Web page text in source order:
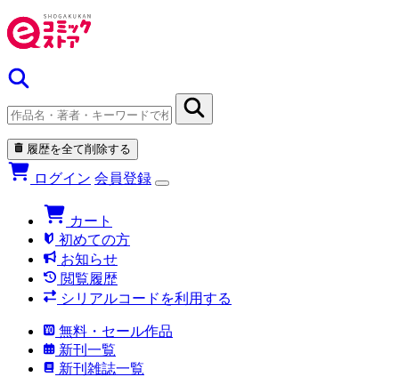
履歴を全て削除する
ログイン 会員登録
カート
初めての方
お知らせ
閲覧履歴
シリアルコードを利用する
無料・セール作品
新刊一覧
新刊雑誌一覧